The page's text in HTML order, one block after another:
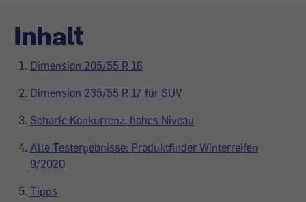
Inhalt
Dimension 205/55 R 16
Dimension 235/55 R 17 für SUV
Scharfe Konkurrenz, hohes Niveau
Alle Testergebnisse: Produktfinder Winterreifen
9/2020
Tipps